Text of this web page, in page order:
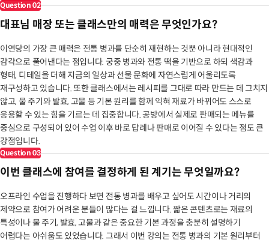
Question 02
대표님 매장 또는 클래스만의 매력은 무엇인가요?
이연당의 가장 큰 매력은 전통 병과를 단순히 재현하는 것뿐 아니라 현대적인
감각으로 풀어낸다는 점입니다. 궁중 병과와 전통 떡을 기반으로 하되 색감과
형태, 디테일을 더해 지금의 일상과 선물 문화에 자연스럽게 어울리도록
재구성하고 있습니다. 또한 클래스에서는 레시피를 그대로 따라 만드는 데 그치지
않고, 물 주기와 발효, 고물 등 기본 원리를 함께 익혀 재료가 바뀌어도 스스로
응용할 수 있는 힘을 기르는 데 집중합니다. 공방에서 실제로 판매되는 메뉴를
중심으로 구성되어 있어 수업 이후 바로 답례나 판매로 이어질 수 있다는 점도 큰
강점입니다.
Question 03
이번 클래스에 참여를 결정하게 된 계기는 무엇일까요?
오프라인 수업을 진행하다 보면 전통 병과를 배우고 싶어도 시간이나 거리의
제약으로 참여가 어려운 분들이 많다는 걸 느낍니다. 짧은 콘텐츠로는 재료의
특성이나 물 주기, 발효, 고물과 같은 중요한 기본 과정을 충분히 설명하기
어렵다는 아쉬움도 있었습니다. 그래서 이번 강의는 전통 병과의 기본 원리부터